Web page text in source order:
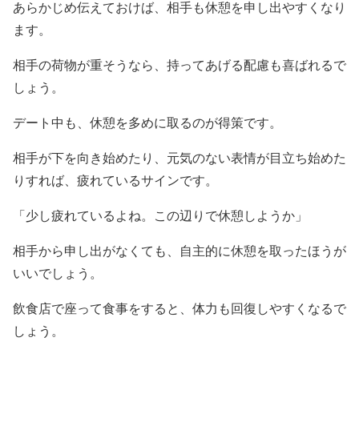
あらかじめ伝えておけば、相手も休憩を申し出やすくなり
ます。
相手の荷物が重そうなら、持ってあげる配慮も喜ばれるで
しょう。
デート中も、休憩を多めに取るのが得策です。
相手が下を向き始めたり、元気のない表情が目立ち始めた
りすれば、疲れているサインです。
「少し疲れているよね。この辺りで休憩しようか」
相手から申し出がなくても、自主的に休憩を取ったほうが
いいでしょう。
飲食店で座って食事をすると、体力も回復しやすくなるで
しょう。